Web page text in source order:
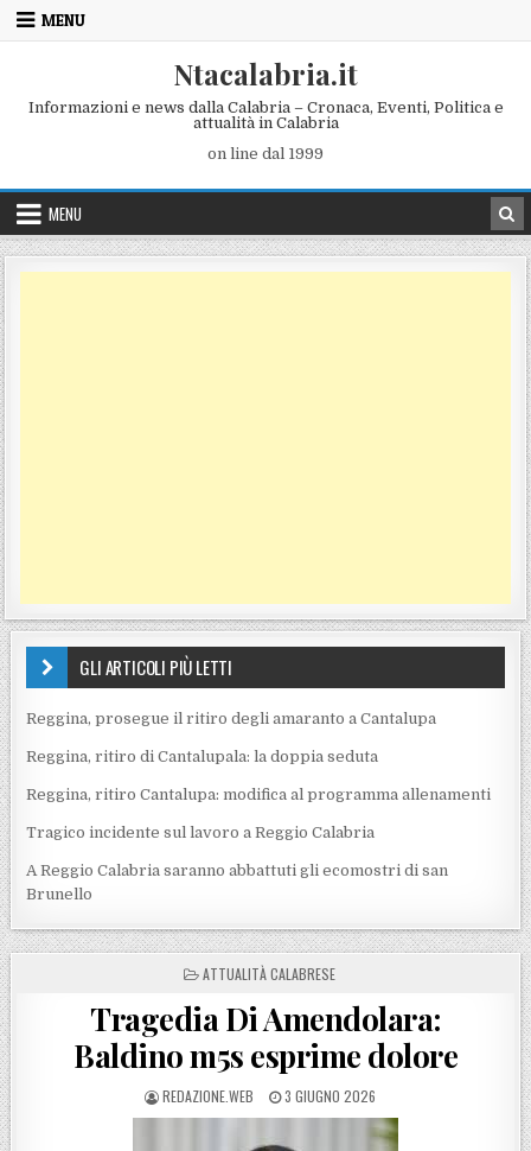
Skip to content
MENU
Ntacalabria.it
Informazioni e news dalla Calabria – Cronaca, Eventi, Politica e
attualità in Calabria
on line dal 1999
MENU
GLI ARTICOLI PIÙ LETTI
Reggina, prosegue il ritiro degli amaranto a Cantalupa
Reggina, ritiro di Cantalupala: la doppia seduta
Reggina, ritiro Cantalupa: modifica al programma allenamenti
Tragico incidente sul lavoro a Reggio Calabria
A Reggio Calabria saranno abbattuti gli ecomostri di san
Brunello
POSTED IN
ATTUALITÀ CALABRESE
Tragedia Di Amendolara:
Baldino m5s esprime dolore
POSTED BY
REDAZIONE.WEB POSTED ON
3 GIUGNO 2026